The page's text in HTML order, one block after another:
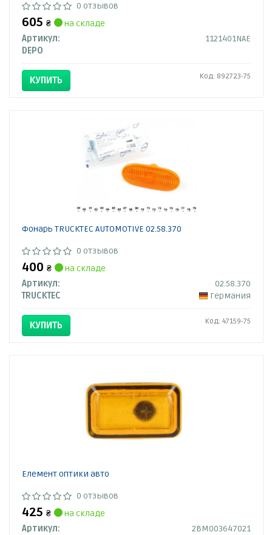
0 отзывов
605 ₴
на складе
Артикул:
1121401NAE
DEPO
КУПИТЬ Код: 892723-75
Фонарь TRUCKTEC AUTOMOTIVE 02.58.370
0 отзывов
400 ₴
на складе
Артикул:
02.58.370
TRUCKTEC
Германия
КУПИТЬ Код: 47159-75
Елемент оптики авто
0 отзывов
425 ₴
на складе
Артикул:
2BM003647021